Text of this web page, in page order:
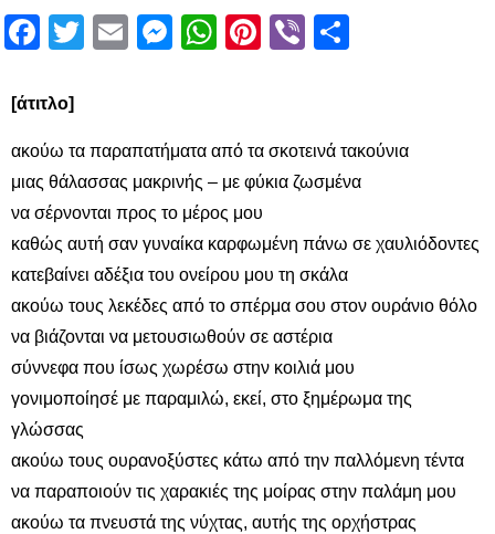
Facebook
Twitter
EmailMessenger
WhatsApp
Pinterest
Viber
[άτιτλο]
ακούω τα παραπατήματα από τα σκοτεινά τακούνια
μιας θάλασσας μακρινής – με φύκια ζωσμένα
να σέρνονται προς το μέρος μου
καθώς αυτή σαν γυναίκα καρφωμένη πάνω σε χαυλιόδοντες
κατεβαίνει αδέξια του ονείρου μου τη σκάλα
ακούω τους λεκέδες από το σπέρμα σου στον ουράνιο θόλο
να βιάζονται να μετουσιωθούν σε αστέρια
σύννεφα που ίσως χωρέσω στην κοιλιά μου
γονιμοποίησέ με παραμιλώ, εκεί, στο ξημέρωμα της
γλώσσας
ακούω τους ουρανοξύστες κάτω από την παλλόμενη τέντα
να παραποιούν τις χαρακιές της μοίρας στην παλάμη μου
ακούω τα πνευστά της νύχτας, αυτής της ορχήστρας